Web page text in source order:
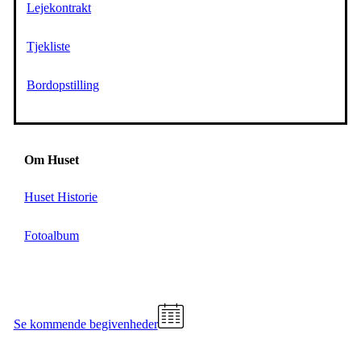
Lejekontrakt
Tjekliste
Bordopstilling
Om Huset
Huset Historie
Fotoalbum
Se kommende begivenheder